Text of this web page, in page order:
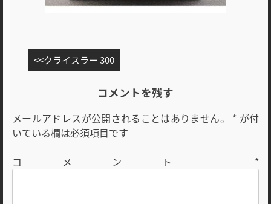
稿
ゲ
ー
ョ
クライスラー 300
コメントを残す
メールアドレスが公開されることはありません。 * が付
いている欄は必須項目です
コメント *